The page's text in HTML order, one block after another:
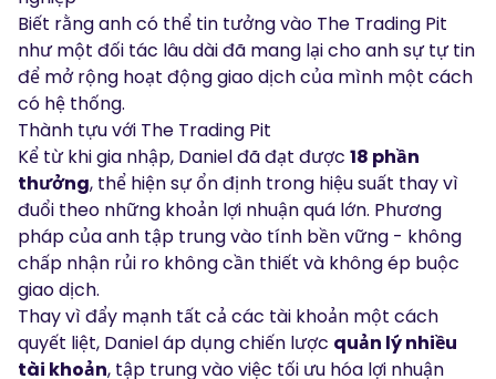
Biết rằng anh có thể tin tưởng vào The Trading Pit
như một đối tác lâu dài đã mang lại cho anh sự tự tin
để mở rộng hoạt động giao dịch của mình một cách
có hệ thống.
Thành tựu với The Trading Pit
Kể từ khi gia nhập, Daniel đã đạt được 18 phần
thưởng, thể hiện sự ổn định trong hiệu suất thay vì
đuổi theo những khoản lợi nhuận quá lớn. Phương
pháp của anh tập trung vào tính bền vững - không
chấp nhận rủi ro không cần thiết và không ép buộc
giao dịch.
Thay vì đẩy mạnh tất cả các tài khoản một cách
quyết liệt, Daniel áp dụng chiến lược quản lý nhiều
tài khoản, tập trung vào việc tối ưu hóa lợi nhuận